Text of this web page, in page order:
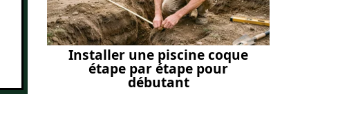
Installer une piscine coque
étape par étape pour
débutant